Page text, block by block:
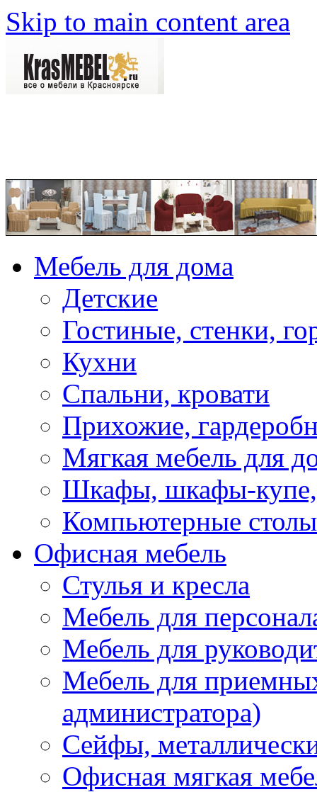
Skip to main content area
Мебель для дома
Детские
Гостиные, стенки,
Кухни
Спальни, кровати
Прихожие,
Мягкая мебель для
Шкафы, шкафы-купе,
Компьютерные столы
Офисная мебель
Стулья и кресла
Мебель для
Мебель для
Мебель для
администратора)
Сейфы,
Офисная мягкая